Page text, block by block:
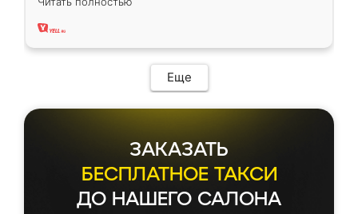
два года, нареканий нет.
Еще
ЗАКАЗАТЬ
БЕСПЛАТНОЕ ТАКСИ
ДО НАШЕГО САЛОНА